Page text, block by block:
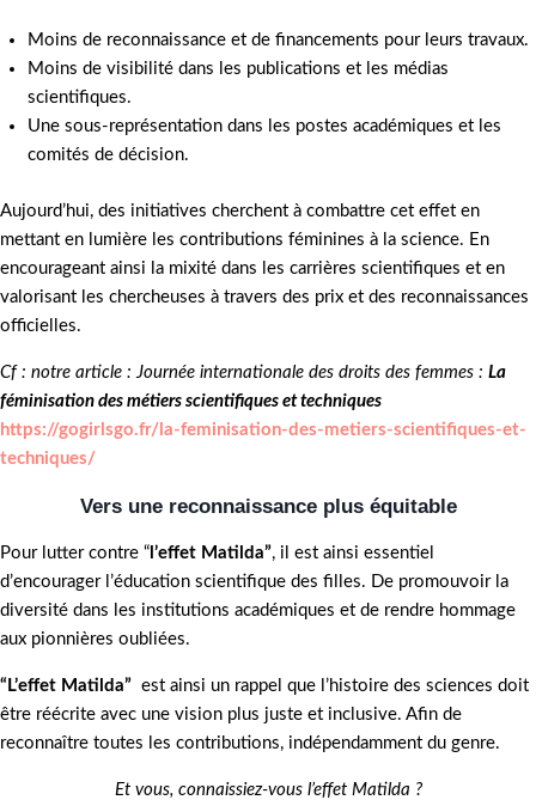
Moins de reconnaissance et de financements pour leurs travaux.
Moins de visibilité dans les publications et les médias
scientifiques.
Une sous-représentation dans les postes académiques et les
comités de décision.
Aujourd’hui, des initiatives cherchent à combattre cet effet en
mettant en lumière les contributions féminines à la science. En
encourageant ainsi la mixité dans les carrières scientifiques et en
valorisant les chercheuses à travers des prix et des reconnaissances
officielles.
Cf : notre article : Journée internationale des droits des femmes : La
féminisation des métiers scientifiques et techniques
https://gogirlsgo.fr/la-feminisation-des-metiers-scientifiques-et-
techniques/
Vers une reconnaissance plus équitable
Pour lutter contre “ l’effet Matilda”, il est ainsi essentiel
d’encourager l’éducation scientifique des filles. De promouvoir la
diversité dans les institutions académiques et de rendre hommage
aux pionnières oubliées.
“L’effet Matilda” est ainsi un rappel que l’histoire des sciences doit
être réécrite avec une vision plus juste et inclusive. Afin de
reconnaître toutes les contributions, indépendamment du genre.
Et vous, connaissiez-vous l’effet Matilda ?